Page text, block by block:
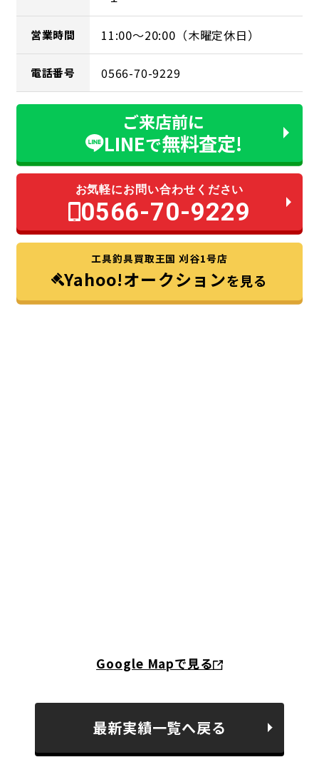
営業時間 11:00～20:00（木曜定休日）
電話番号 0566-70-9229
ご来店前に
LINEで無料査定!
お気軽にお問い合わせください
0566-70-9229
工具釣具買取王国 刈谷1号店
Yahoo!オークションを見る
Google Mapで見る
最新実績一覧へ戻る